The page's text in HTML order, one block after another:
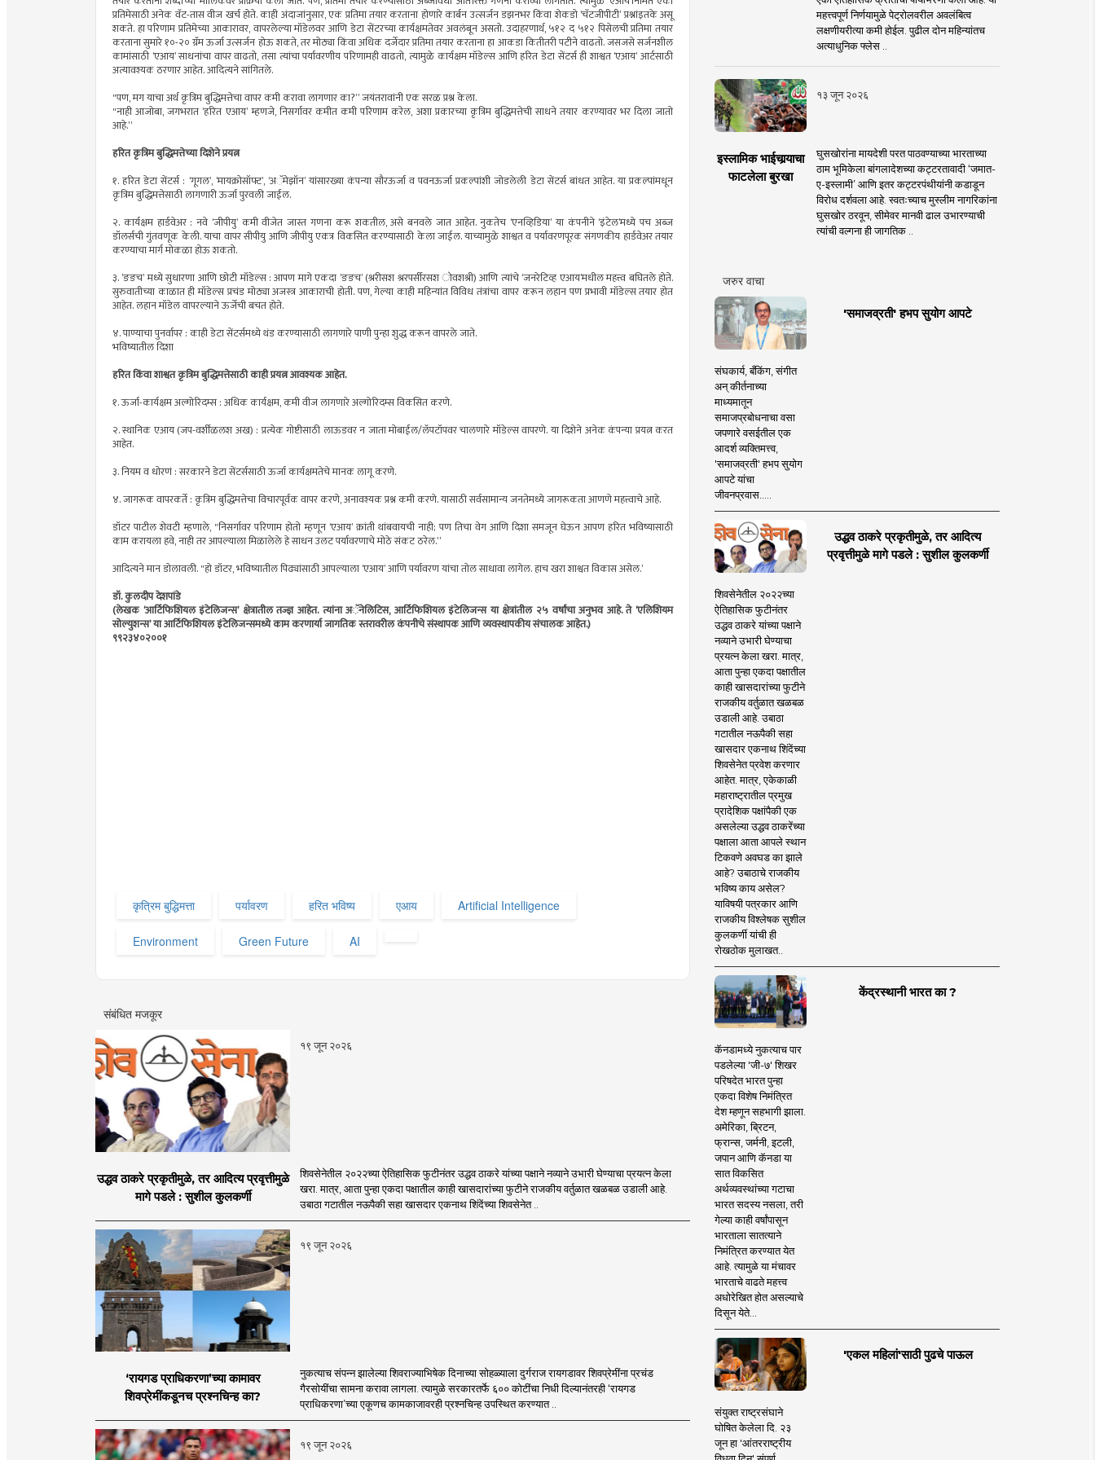
प्रतिमेसाठी अनेक वॅट-तास वीज खर्च होते. काही अंदाजांनुसार, एक प्रतिमा तयार करताना होणारे कार्बन उत्सर्जन डझनभर किंवा शेकडो ‘चॅटजीपीटी’ प्रश्नांइतके असू
शकते. हा परिणाम प्रतिमेच्या आकारावर, वापरलेल्या मॉडेलवर आणि डेटा सेंटरच्या कार्यक्षमतेवर अवलंबून असतो. उदाहरणार्थ, ५१२ द ५१२ पिसेलची प्रतिमा तयार
करताना सुमारे १०-२० ग्रॅम ऊर्जा उत्सर्जन होऊ शकते, तर मोठ्या किंवा अधिक दर्जेदार प्रतिमा तयार करताना हा आकडा कितीतरी पटीने वाढतो. जसजसे सर्जनशील
कामांसाठी ‘एआय’ साधनांचा वापर वाढतो, तसा त्यांचा पर्यावरणीय परिणामही वाढतो, त्यामुळे कार्यक्षम मॉडेल्स आणि हरित डेटा सेंटर्स ही शाश्वत ‘एआय’ आर्टसाठी
अत्यावश्यक ठरणार आहेत. आदित्यने सांगितले.
"पण, मग याचा अर्थ कृत्रिम बुद्धिमत्तेचा वापर कमी करावा लागणार का?” जयंतरावांनी एक सरळ प्रश्न केला.
"नाही आजोबा, जगभरात ‘हरित एआय’ म्हणजे, निसर्गावर कमीत कमी परिणाम करेल, अशा प्रकारच्या कृत्रिम बुद्धिमत्तेची साधने तयार करण्यावर भर दिला जातो
आहे.”
हरित कृत्रिम बुद्धिमत्तेच्या दिशेने प्रयत्न
१. हरित डेटा सेंटर्स : ‘गूगल’, ‘मायक्रोसॉफ्ट’, ‘अॅमेझॉन’ यांसारख्या कंपन्या सौरऊर्जा व पवनऊर्जा प्रकल्पांशी जोडलेली डेटा सेंटर्स बांधत आहेत. या प्रकल्पांमधून
कृत्रिम बुद्धिमत्तेसाठी लागणारी ऊर्जा पुरवली जाईल.
२. कार्यक्षम हार्डवेअर : नवे ‘जीपीयु’ कमी वीजेत जास्त गणना करू शकतील, असे बनवले जात आहेत. नुकतेच ‘एनव्हिडिया’ या कंपनीने ‘इंटेल’मध्ये पच अब्ज
डॉलर्सची गुंतवणूक केली. याचा वापर सीपीयु आणि जीपीयु एकत्र विकसित करण्यासाठी केला जाईल. याच्यामुळे शाश्वत व पर्यावरणपूरक संगणकीय हार्डवेअर तयार
करण्याचा मार्ग मोकळा होऊ शकतो.
३. ’ङङच’ मध्ये सुधारणा आणि छोटी मॉडेल्स : आपण मागे एकदा ’ङङच’ (श्ररीसश श्ररपर्सीरसश ोवशश्री) आणि त्यांचे ‘जनरेटिव्ह एआय’मधील महत्त्व बघितले होते.
सुरुवातीच्या काळात ही मॉडेल्स प्रचंड मोठ्या अजस्त्र आकाराची होती. पण, गेल्या काही महिन्यांत विविध तंत्रांचा वापर करून लहान पण प्रभावी मॉडेल्स तयार होत
आहेत. लहान मॉडेल वापरल्याने ऊर्जेची बचत होते.
४. पाण्याचा पुनर्वापर : काही डेटा सेंटर्समध्ये थंड करण्यासाठी लागणारे पाणी पुन्हा शुद्ध करून वापरले जाते.
भविष्यातील दिशा
हरित किंवा शाश्वत कृत्रिम बुद्धिमत्तेसाठी काही प्रयत्न आवश्यक आहेत.
१. ऊर्जा-कार्यक्षम अल्गोरिदम्स : अधिक कार्यक्षम, कमी वीज लागणारे अल्गोरिदम्स विकसित करणे.
२. स्थानिक एआय (जप-वर्शींळलश अख) : प्रत्येक गोष्टीसाठी लाऊडवर न जाता मोबाईल/लॅपटॉपवर चालणारे मॉडेल्स वापरणे. या दिशेने अनेक कंपन्या प्रयत्न करत
आहेत.
३. नियम व धोरणं : सरकारने डेटा सेंटर्ससाठी ऊर्जा कार्यक्षमतेचे मानक लागू करणे.
४. जागरूक वापरकर्ते : कृत्रिम बुद्धिमत्तेचा विचारपूर्वक वापर करणे, अनावश्यक प्रश्न कमी करणे. यासाठी सर्वसामान्य जनतेमध्ये जागरूकता आणणे महत्त्वाचे आहे.
डॉटर पाटील शेवटी म्हणाले, "निसर्गावर परिणाम होतो म्हणून ‘एआय’ क्रांती थांबवायची नाही; पण तिचा वेग आणि दिशा समजून घेऊन आपण हरित भविष्यासाठी
काम करायला हवे, नाही तर आपल्याला मिळालेले हे साधन उलट पर्यावरणाचे मोठे संकट ठरेल.”
आदित्यने मान डोलावली. "हो डॉटर, भविष्यातील पिढ्यांसाठी आपल्याला ‘एआय’ आणि पर्यावरण यांचा तोल साधावा लागेल. हाच खरा शाश्वत विकास असेल.’
डॉ. कुलदीप देशपांडे
(लेखक ‘आर्टिफिशियल इंटेलिजन्स’ क्षेत्रातील तज्ज्ञ आहेत. त्यांना अॅनेलिटिस, आर्टिफिशियल इंटेलिजन्स या क्षेत्रांतील २५ वर्षांचा अनुभव आहे. ते ‘एलिशियम
सोल्युशन्स’ या आर्टिफिशियल इंटेलिजन्समध्ये काम करणार्या जागतिक स्तरावरील कंपनीचे संस्थापक आणि व्यवस्थापकीय संचालक आहेत.)
९९२३४०२००१
कृत्रिम बुद्धिमत्ता पर्यावरण हरित भविष्य एआय Artificial Intelligence
Environment Green Future AI
संबंधित मजकूर
१९ जून २०२६
उद्धव ठाकरे प्रकृतीमुळे, तर आदित्य प्रवृत्तीमुळे
मागे पडले : सुशील कुलकर्णी
शिवसेनेतील २०२२च्या ऐतिहासिक फुटीनंतर उद्धव ठाकरे यांच्या पक्षाने नव्याने उभारी घेण्याचा प्रयत्न केला
खरा. मात्र, आता पुन्हा एकदा पक्षातील काही खासदारांच्या फुटीने राजकीय वर्तुळात खळबळ उडाली आहे.
उबाठा गटातील नऊपैकी सहा खासदार एकनाथ शिंदेंच्या शिवसेनेत ..
१९ जून २०२६
‘रायगड प्राधिकरणा’च्या कामावर
शिवप्रेमींकडूनच प्रश्नचिन्ह का?
नुकत्याच संपन्न झालेल्या शिवराज्याभिषेक दिनाच्या सोहळ्याला दुर्गराज रायगडावर शिवप्रेमींना प्रचंड
गैरसोयींचा सामना करावा लागला. त्यामुळे सरकारतर्फे ६०० कोटींचा निधी दिल्यानंतरही ‘रायगड
प्राधिकरणा’च्या एकूणच कामकाजावरही प्रश्नचिन्ह उपस्थित करण्यात ..
१९ जून २०२६
महत्त्वपूर्ण निर्णयामुळे पेट्रोलवरील अवलंबित्व
लक्षणीयरीत्या कमी होईल. पुढील दोन महिन्यांतच
अत्याधुनिक फ्लेस ..
१३ जून २०२६
इस्लामिक भाईचार्‍याचा
फाटलेला बुरखा
घुसखोरांना मायदेशी परत पाठवण्याच्या भारताच्या
ठाम भूमिकेला बांगलादेशच्या कट्टरतावादी ‘जमात-
ए-इस्लामी’ आणि इतर कट्टरपंथीयांनी कडाडून
विरोध दर्शवला आहे. स्वतःच्याच मुस्लीम नागरिकांना
घुसखोर ठरवून, सीमेवर मानवी ढाल उभारण्याची
त्यांची वल्गना ही जागतिक ..
जरुर वाचा
'समाजव्रती' हभप सुयोग आपटे
संघकार्य, बँकिंग, संगीत
अन् कीर्तनाच्या
माध्यमातून
समाजप्रबोधनाचा वसा
जपणारे वसईतील एक
आदर्श व्यक्तिमत्त्व,
'समाजव्रती' हभप सुयोग
आपटे यांचा
जीवनप्रवास.....
उद्धव ठाकरे प्रकृतीमुळे, तर आदित्य
प्रवृत्तीमुळे मागे पडले : सुशील कुलकर्णी
शिवसेनेतील २०२२च्या
ऐतिहासिक फुटीनंतर
उद्धव ठाकरे यांच्या पक्षाने
नव्याने उभारी घेण्याचा
प्रयत्न केला खरा. मात्र,
आता पुन्हा एकदा पक्षातील
काही खासदारांच्या फुटीने
राजकीय वर्तुळात खळबळ
उडाली आहे. उबाठा
गटातील नऊपैकी सहा
खासदार एकनाथ शिंदेंच्या
शिवसेनेत प्रवेश करणार
आहेत. मात्र, एकेकाळी
महाराष्ट्रातील प्रमुख
प्रादेशिक पक्षांपैकी एक
असलेल्या उद्धव ठाकरेंच्या
पक्षाला आता आपले स्थान
टिकवणे अवघड का झाले
आहे? उबाठाचे राजकीय
भविष्य काय असेल?
याविषयी पत्रकार आणि
राजकीय विश्लेषक सुशील
कुलकर्णी यांची ही
रोखठोक मुलाखत..
केंद्रस्थानी भारत का ?
कॅनडामध्ये नुकत्याच पार
पडलेल्या 'जी-७' शिखर
परिषदेत भारत पुन्हा
एकदा विशेष निमंत्रित
देश म्हणून सहभागी झाला.
अमेरिका, ब्रिटन,
फ्रान्स, जर्मनी, इटली,
जपान आणि कॅनडा या
सात विकसित
अर्थव्यवस्थांच्या गटाचा
भारत सदस्य नसला, तरी
गेल्या काही वर्षांपासून
भारताला सातत्याने
निमंत्रित करण्यात येत
आहे. त्यामुळे या मंचावर
भारताचे वाढते महत्त्व
अधोरेखित होत असल्याचे
दिसून येते...
'एकल महिलां'साठी पुढचे पाऊल
संयुक्त राष्ट्रसंघाने
घोषित केलेला दि. २३
जून हा 'आंतरराष्ट्रीय